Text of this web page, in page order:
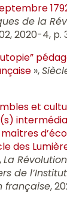
de la
2020-4, p.
»,
et
des
La Révolution
de
française,